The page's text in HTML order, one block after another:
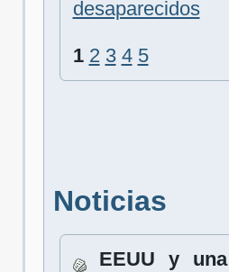
desaparecidos
1 2 3 4 5
Noticias
EEUU y